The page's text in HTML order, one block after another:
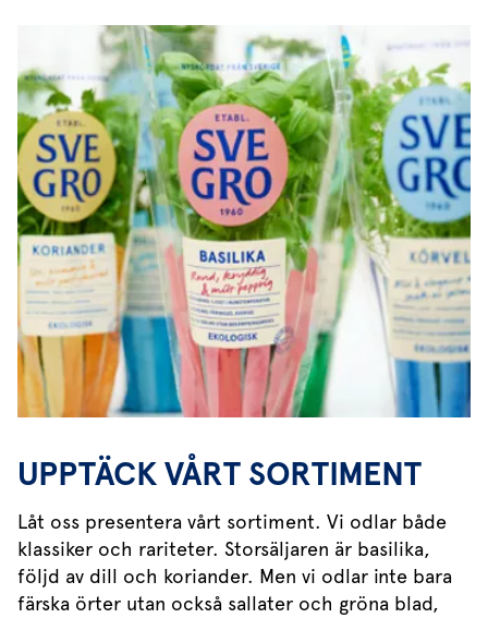
UPPTÄCK VÅRT SORTIMENT
Låt oss presentera vårt sortiment. Vi odlar både
klassiker och rariteter. Storsäljaren är basilika,
följd av dill och koriander. Men vi odlar inte bara
färska örter utan också sallater och gröna blad,